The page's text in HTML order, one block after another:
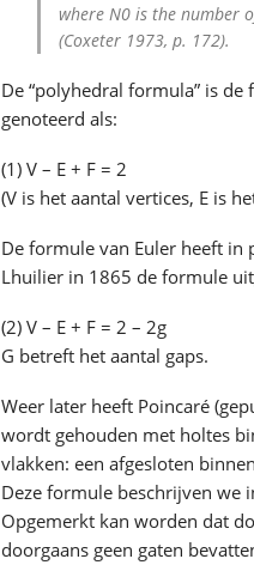
where N0 is the number
(Coxeter 1973, p. 172).
De “polyhedral formula” is
genoteerd als:
(1) V – E + F = 2
(V is het aantal vertices, E is
De formule van Euler heeft in
Lhuilier in 1865 de formule
(2) V – E + F = 2 – 2g
G betreft het aantal gaps.
Weer later heeft Poincaré
wordt gehouden met holtes
vlakken: een afgesloten
Deze formule beschrijven we
Opgemerkt kan worden dat
doorgaans geen gaten